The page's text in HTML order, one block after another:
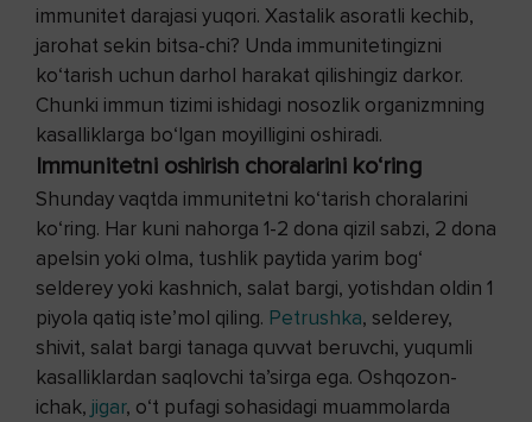
immunitet darajasi yuqori. Xastalik asoratli kechib,
jarohat sekin bitsa-chi? Unda immunitetingizni
ko‘tarish uchun darhol harakat qilishingiz darkor.
Chunki immun tizimi ishidagi nosozlik organizmning
kasalliklarga bo‘lgan moyilligini oshiradi.
Immunitetni oshirish choralarini ko‘ring
Shunday vaqtda immunitetni ko‘tarish choralarini
ko‘ring. Har kuni nahorga 1-2 dona qizil sabzi, 2 dona
apelsin yoki olma, tushlik paytida yarim bog‘
selderey yoki kashnich, salat bargi, yotishdan oldin 1
piyola qatiq iste’mol qiling. Petrushka, selderey,
shivit, salat bargi tanaga quvvat beruvchi, yuqumli
kasalliklardan saqlovchi ta’sirga ega. Oshqozon-
ichak, jigar, o‘t pufagi sohasidagi muammolarda